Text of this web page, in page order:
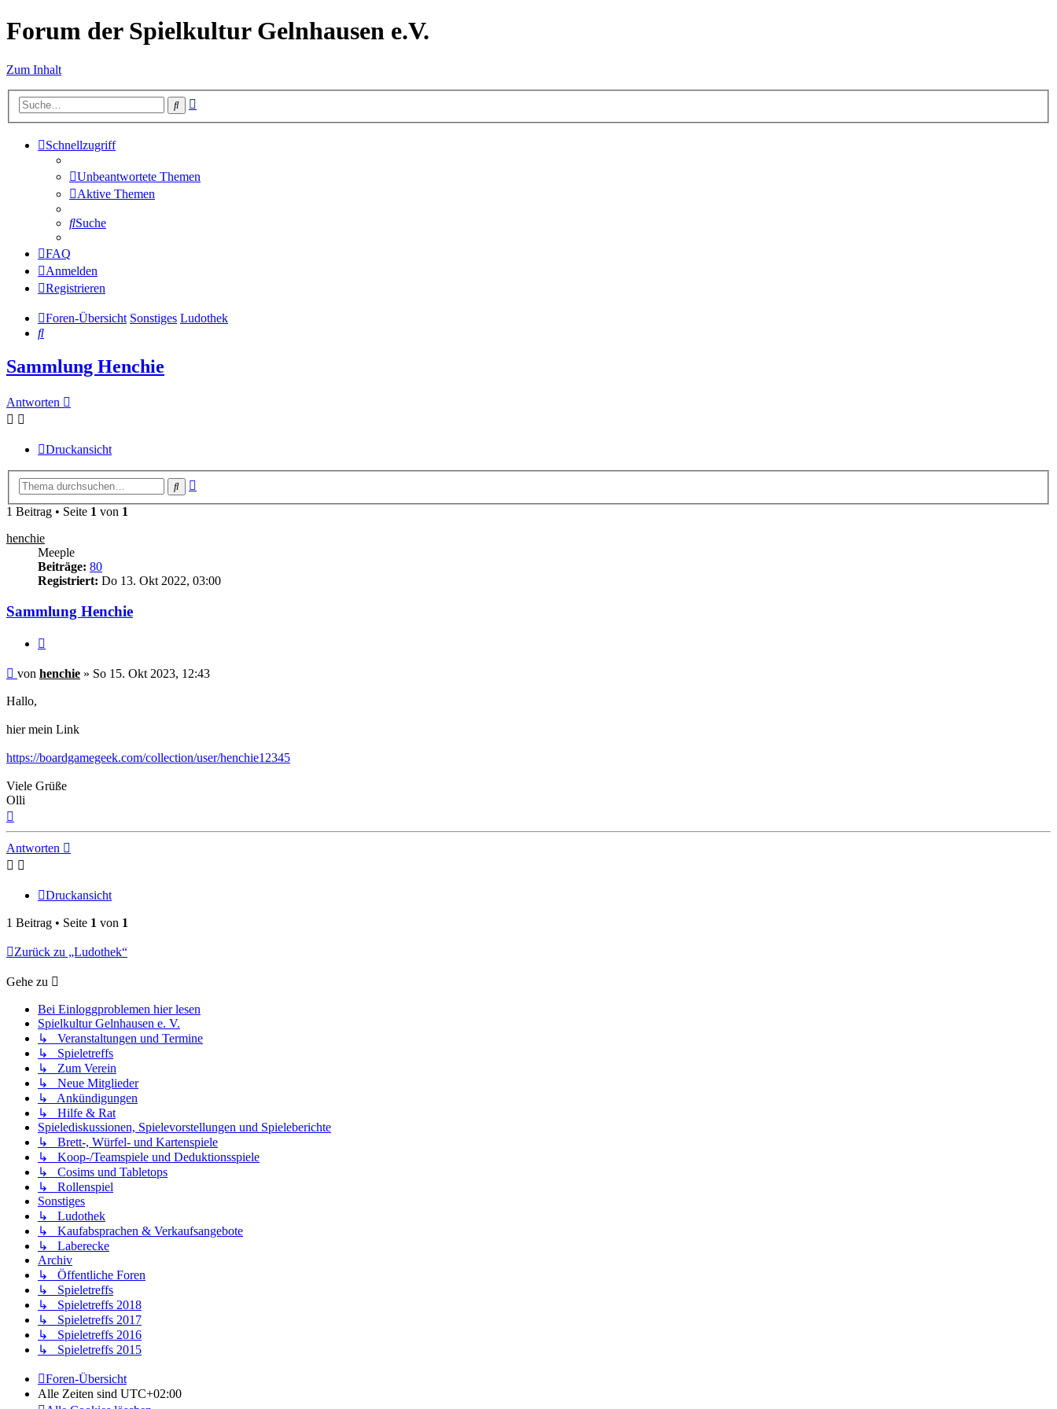
Forum der Spielkultur Gelnhausen e.V.
Zum Inhalt
Suche
Schnellzugriff
Unbeantwortete Themen
Aktive Themen
Suche
FAQ
Anmelden
Registrieren
Foren-Übersicht Sonstiges Ludothek
Suche
Sammlung Henchie
Antworten
Druckansicht
Suche
1 Beitrag • Seite 1 von 1
henchie
Meeple
Beiträge: 80
Registriert: Do 13. Okt 2022, 03:00
Sammlung Henchie
Beitrag
von henchie » So 15. Okt 2023, 12:43
Hallo,
hier mein Link
https://boardgamegeek.com/collection/user/henchie12345
Viele Grüße
Olli
Antworten
Druckansicht
1 Beitrag • Seite 1 von 1
Zurück zu „Ludothek“
Gehe zu
Bei Einloggproblemen hier lesen
Spielkultur Gelnhausen e. V.
↳ Veranstaltungen und Termine
↳ Spieletreffs
↳ Zum Verein
↳ Neue Mitglieder
↳ Ankündigungen
↳ Hilfe & Rat
Spielediskussionen, Spielevorstellungen und Spieleberichte
↳ Brett-, Würfel- und Kartenspiele
↳ Koop-/Teamspiele und Deduktionsspiele
↳ Cosims und Tabletops
↳ Rollenspiel
Sonstiges
↳ Ludothek
↳ Kaufabsprachen & Verkaufsangebote
↳ Laberecke
Archiv
↳ Öffentliche Foren
↳ Spieletreffs
↳ Spieletreffs 2018
↳ Spieletreffs 2017
↳ Spieletreffs 2016
↳ Spieletreffs 2015
Foren-Übersicht
Alle Zeiten sind UTC+02:00